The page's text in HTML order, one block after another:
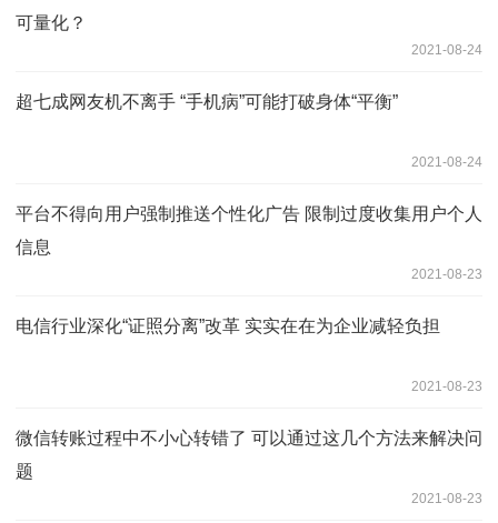
可量化？
2021-08-24
超七成网友机不离手 “手机病”可能打破身体“平衡”
2021-08-24
平台不得向用户强制推送个性化广告 限制过度收集用户个人
信息
2021-08-23
电信行业深化“证照分离”改革 实实在在为企业减轻负担
2021-08-23
微信转账过程中不小心转错了 可以通过这几个方法来解决问
题
2021-08-23